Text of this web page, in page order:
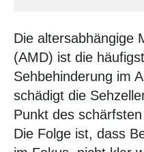
Die altersabhängige
(AMD) ist die
Sehbehinderung im
schädigt die
Punkt des
Die Folge ist, dass